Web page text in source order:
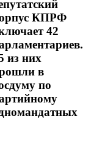
КПРФ
42
из них
в
по